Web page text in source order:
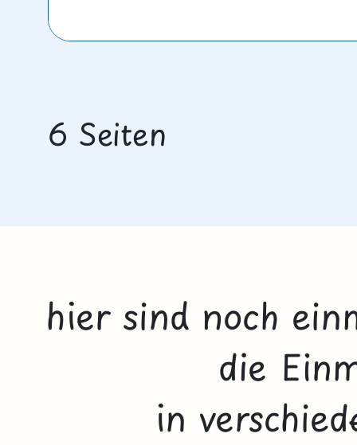
6 Seiten
hier sind noch
die
in